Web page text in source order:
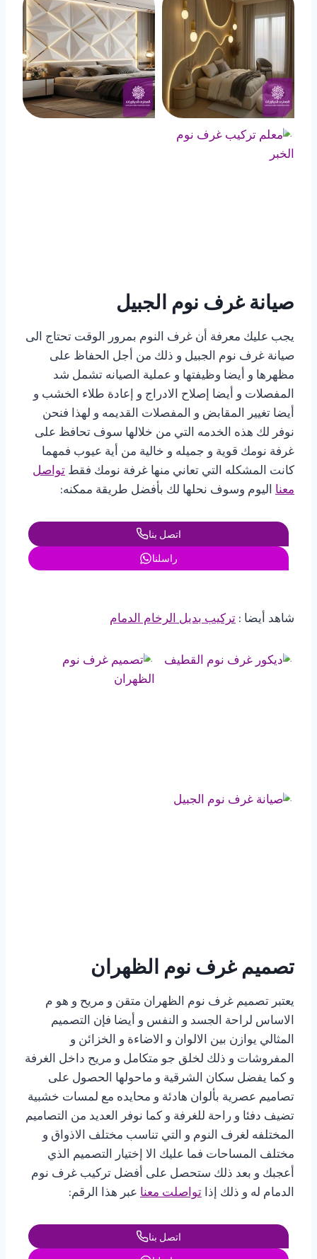
صيانة غرف نوم الجبيل
يجب عليك معرفة أن غرف النوم بمرور الوقت تحتاج الى
صيانة غرف نوم الجبيل و ذلك من أجل الحفاظ على
مظهرها و أيضا وظيفتها و عملية الصيانه تشمل شد
المفصلات و أيضا إصلاح الادراج و إعادة طلاء الخشب و
أيضا تغيير المقابض و المفصلات القديمه و لهذا فنحن
نوفر لك هذه الخدمه التي من خلالها سوف تحافظ على
غرفة نومك قوية و جميله و خالية من أية عيوب فمهما
كانت المشكله التي تعاني منها غرفة نومك فقطتواصل
معنااليوم وسوف نحلها لك بأفضل طريقة ممكنه:
اتصل بنا
راسلنا
شاهد أيضا :تركيب بديل الرخام الدمام
تصميم غرف نوم الظهران
يعتبر تصميم غرف نوم الظهران متقن و مريح و هو م
الاساس لراحة الجسد و النفس و أيضا فإن التصميم
المثالي يوازن بين الالوان و الاضاءة و الخزائن و
المفروشات و ذلك لخلق جو متكامل و مريح داخل الغرفة
و كما يفضل سكان الشرقية و ماحولها الحصول على
تصاميم عصرية بألوان هادئة و محايده مع لمسات خشبية
تضيف دفئا و راحة للغرفة و كما نوفر العديد من التصاميم
المختلفه لغرف النوم و التي تناسب مختلف الاذواق و
مختلف المساحات فما عليك الا إختيار التصميم الذي
أعجبك و بعد ذلك ستحصل على أفضل تركيب غرف نوم
الدمام له و ذلك إذاتواصلت معناعبر هذا الرقم:
اتصل بنا